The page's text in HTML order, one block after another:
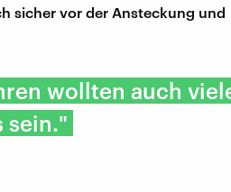
sicher vor der Ansteckung und
wollten auch
sein."